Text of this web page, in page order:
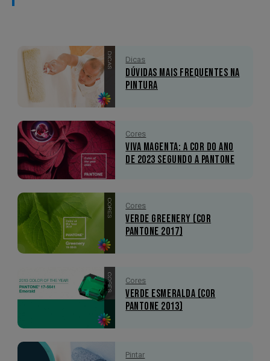
Dicas
Dúvidas mais Frequentes na
Pintura
Cores
Viva Magenta: A Cor do Ano
de 2023 segundo a Pantone
Cores
Verde Greenery (Cor
Pantone 2017)
Cores
Verde Esmeralda (Cor
Pantone 2013)
Pintar